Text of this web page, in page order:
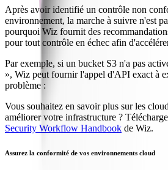
Après avoir identifié un contrôle non
environnement, la marche à suivre n'est
pourquoi Wiz fournit des
pour tout contrôle en échec afin
Par exemple, si un bucket S3 n'a pas
», Wiz peut fournir l'appel d'API exact à
problème :
Vous souhaitez en savoir plus sur les
améliorer votre infrastructure ?
Security Workflow Handbook de Wiz.
Assurez la conformité de vos environnements cloud